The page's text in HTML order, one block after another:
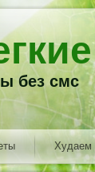
без смс
Худаем